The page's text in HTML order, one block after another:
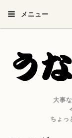
メニュー
大事
ちょっ